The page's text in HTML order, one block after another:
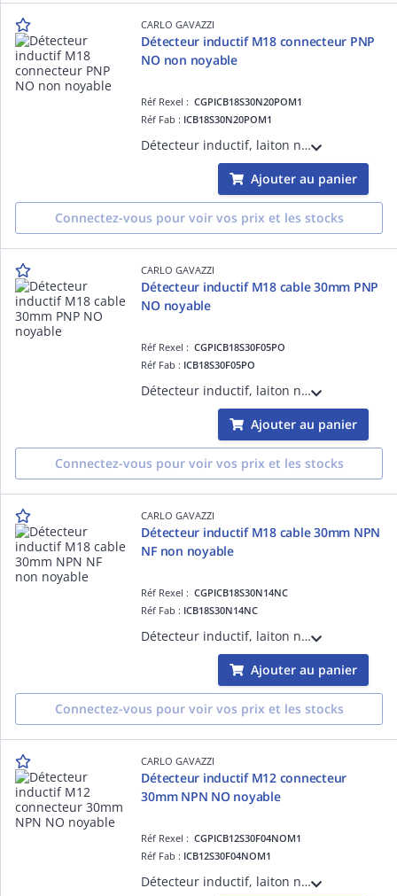
CARLO GAVAZZI
Détecteur inductif M18 connecteur PNP
NO non noyable
Réf Rexel :CGPICB18S30N20POM1
Réf Fab : ICB18S30N20POM1
Détecteur inductif, laiton nickelé M18, connecteur M12, Sn 20mm, montage non encastré, corps court, sortie PNP NO, alimentation 10-36Vcc, courant de sortie max 200mA, fréquence commutation max 1,5kHz, température -25°C - +70°C IP67
Ajouter au panier
Connectez-vous pour voir vos prix et les stocks
CARLO GAVAZZI
Détecteur inductif M18 cable 30mm PNP
NO noyable
Réf Rexel :CGPICB18S30F05PO
Réf Fab : ICB18S30F05PO
Détecteur inductif, laiton nickelé M18, câble 2m, Sn 5mm, montage encastré, corps court, sortie PNP NO, alimentation 10-36 Vdc, courant de sortie max 200mA, fréquence commutation max 1,5kHz, température fonctionnement -25°C - +70°C IP67
Ajouter au panier
Connectez-vous pour voir vos prix et les stocks
CARLO GAVAZZI
Détecteur inductif M18 cable 30mm NPN
NF non noyable
Réf Rexel :CGPICB18S30N14NC
Réf Fab : ICB18S30N14NC
Détecteur inductif, laiton nickelé M18, câble 2m, Sn 14mm, montage non encastré, corps court, sortie NPN NC, alimentation 10-36Vcc, courant de sortie max 200mA, fréquence commutation max 1,5kHz, température fonctionnement -25°C - +70°C IP67
Ajouter au panier
Connectez-vous pour voir vos prix et les stocks
CARLO GAVAZZI
Détecteur inductif M12 connecteur
30mm NPN NO noyable
Réf Rexel :CGPICB12S30F04NOM1
Réf Fab : ICB12S30F04NOM1
Détecteur inductif, laiton nickelé M12, connecteur M12, Sn 4mm, montage encastré, corps court, sortie NPN NO, Alimentation 10-36Vcc, courant de sortie max 200mA, fréquence commutation max 2kHz, température -25°C-+70°C IP67